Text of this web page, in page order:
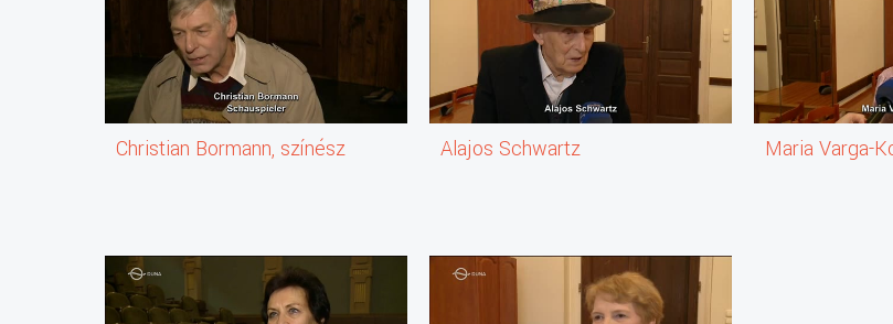
Christian Bormann, színész Alajos Schwartz Maria Varga-